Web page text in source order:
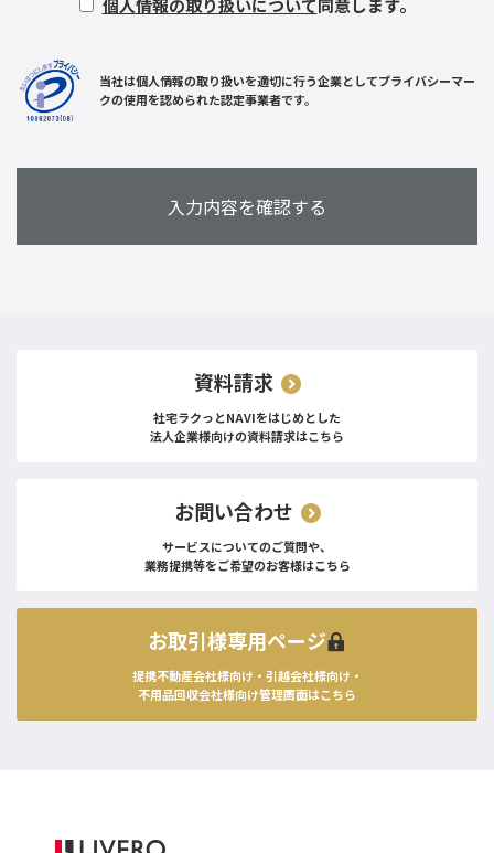
個人情報の取り扱いについて同意します。
当社は個人情報の取り扱いを適切に行う企業としてプライバシーマー
クの使用を認められた認定事業者です。
資料請求
社宅ラクっとNAVIをはじめとした
法人企業様向けの資料請求はこちら
お問い合わせ
サービスについてのご質問や、
業務提携等をご希望のお客様はこちら
お取引様専用ページ
提携不動産会社様向け・引越会社様向け・
不用品回収会社様向け管理画面はこちら